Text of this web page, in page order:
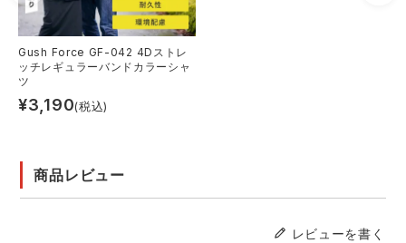
Gush Force GF-042 4Dストレ
ッチレギュラーバンドカラーシャ
ツ
¥3,190(税込)
商品レビュー
レビューを書く